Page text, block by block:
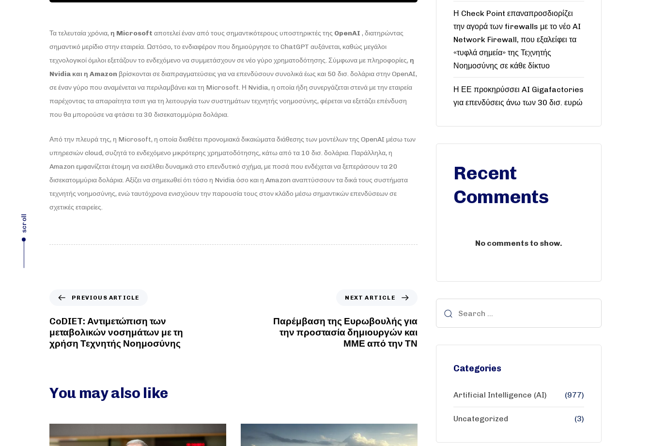
scroll
Τα τελευταία χρόνια, η Microsoft αποτελεί έναν από τους σημαντικότερους υποστηρικτές της OpenAI , διατηρώντας
σημαντικό μερίδιο στην εταιρεία. Ωστόσο, το ενδιαφέρον που δημιούργησε το ChatGPT αυξάνεται, καθώς μεγάλοι
τεχνολογικοί όμιλοι εξετάζουν το ενδεχόμενο να συμμετάσχουν σε νέο γύρο χρηματοδότησης. Σύμφωνα με πληροφορίες, η
Nvidia και η Amazon βρίσκονται σε διαπραγματεύσεις για να επενδύσουν συνολικά έως και 50 δισ. δολάρια στην OpenAI,
σε έναν γύρο που αναμένεται να περιλαμβάνει και τη Microsoft. Η Nvidia, η οποία ήδη συνεργάζεται στενά με την εταιρεία
παρέχοντας τα απαραίτητα τσιπ για τη λειτουργία των συστημάτων τεχνητής νοημοσύνης, φέρεται να εξετάζει επένδυση
που θα μπορούσε να φτάσει τα 30 δισεκατομμύρια δολάρια.
Από την πλευρά της, η Microsoft, η οποία διαθέτει προνομιακά δικαιώματα διάθεσης των μοντέλων της OpenAI μέσω των
υπηρεσιών cloud, συζητά το ενδεχόμενο μικρότερης χρηματοδότησης, κάτω από τα 10 δισ. δολάρια. Παράλληλα, η
Amazon εμφανίζεται έτοιμη να εισέλθει δυναμικά στο επενδυτικό σχήμα, με ποσά που ενδέχεται να ξεπεράσουν τα 20
δισεκατομμύρια δολάρια. Αξίζει να σημειωθεί ότι τόσο η Nvidia όσο και η Amazon αναπτύσσουν τα δικά τους συστήματα
τεχνητής νοημοσύνης, ενώ ταυτόχρονα ενισχύουν την παρουσία τους στον κλάδο μέσω σημαντικών επενδύσεων σε
σχετικές εταιρείες.
PREVIOUS ARTICLE
CoDIET: Αντιμετώπιση των
μεταβολικών νοσημάτων με τη
χρήση Τεχνητής Νοημοσύνης
NEXT ARTICLE
Παρέμβαση της Ευρωβουλής για
την προστασία δημιουργών και
ΜΜΕ από την ΤΝ
You may also like
Η Check Point επαναπροσδιορίζει
την αγορά των firewalls με το νέο AI
Network Firewall, που εξαλείφει τα
«τυφλά σημεία» της Τεχνητής
Νοημοσύνης σε κάθε δίκτυο
Η ΕΕ προκηρύσσει AI Gigafactories
για επενδύσεις άνω των 30 δισ. ευρώ
Recent
Comments
No comments to show.
Categories
Artificial Intelligence (AI) (977)
Uncategorized (3)